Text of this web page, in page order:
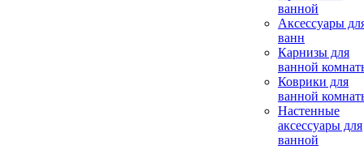
ванной
Аксессуары
ванн
Карнизы для
ванной
Коврики для
ванной
Настенные
аксессуары для
ванной